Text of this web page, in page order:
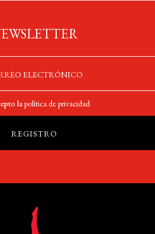
lapolítica de privacidad